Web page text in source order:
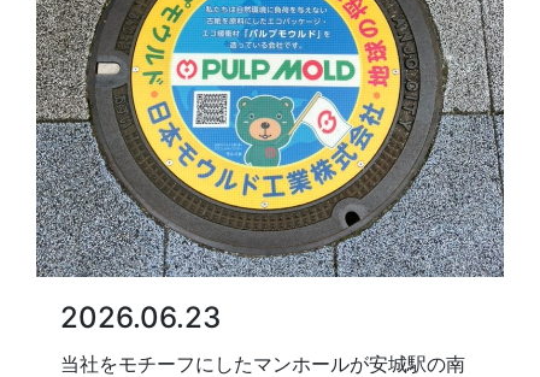
2026.06.23
当社をモチーフにしたマンホールが安城駅の南